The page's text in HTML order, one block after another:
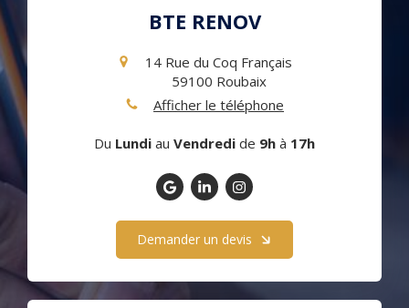
BTE RENOV
14 Rue du Coq Français
59100 Roubaix
Afficher le téléphone
Du Lundi au Vendredi de 9h à 17h
Demander un devis